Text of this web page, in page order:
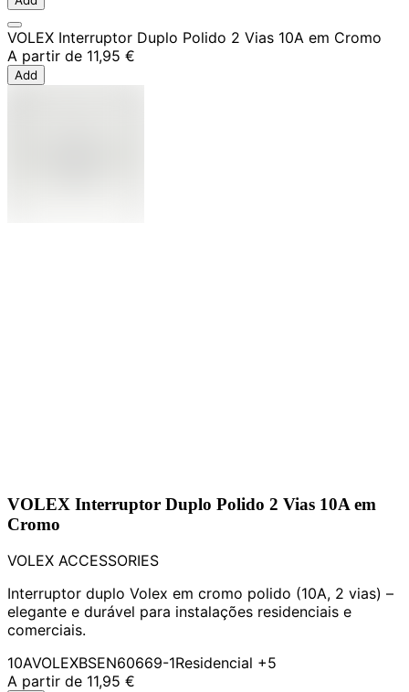
VOLEX Interruptor Duplo Polido 2 Vias 10A em Cromo
A partir de 11,95 €
Add
VOLEX Interruptor Duplo Polido 2 Vias 10A em
Cromo
VOLEX ACCESSORIES
Interruptor duplo Volex em cromo polido (10A, 2 vias) –
elegante e durável para instalações residenciais e
comerciais.
10AVOLEXBSEN60669-1Residencial +5
A partir de 11,95 €